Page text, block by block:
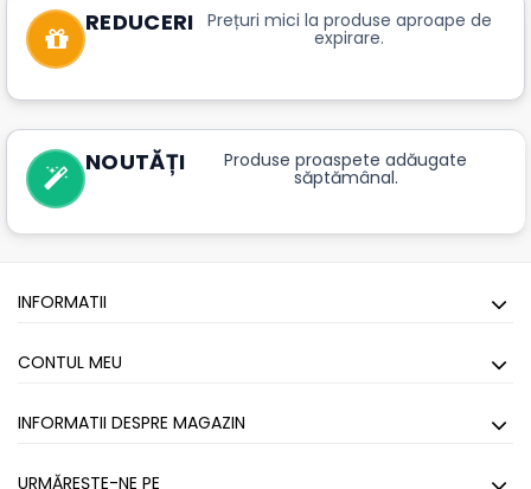
REDUCERI Prețuri mici la produse aproape de
expirare.
NOUTĂȚI Produse proaspete adăugate
săptămânal.
INFORMATII
CONTUL MEU
INFORMATII DESPRE MAGAZIN
URMĂREȘTE-NE PE